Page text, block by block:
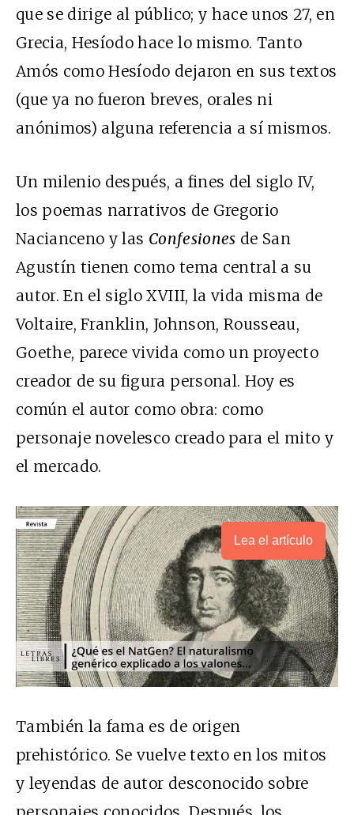
que se dirige al público; y hace unos 27, en
Grecia, Hesíodo hace lo mismo. Tanto
Amós como Hesíodo dejaron en sus textos
(que ya no fueron breves, orales ni
anónimos) alguna referencia a sí mismos.
Un milenio después, a fines del siglo IV,
los poemas narrativos de Gregorio
Nacianceno y las Confesiones de San
Agustín tienen como tema central a su
autor. En el siglo XVIII, la vida misma de
Voltaire, Franklin, Johnson, Rousseau,
Goethe, parece vivida como un proyecto
creador de su figura personal. Hoy es
común el autor como obra: como
personaje novelesco creado para el mito y
el mercado.
Lea el artículo
También la fama es de origen
prehistórico. Se vuelve texto en los mitos
y leyendas de autor desconocido sobre